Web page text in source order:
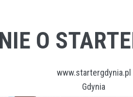
O
www.startergdynia.pl
Gdynia